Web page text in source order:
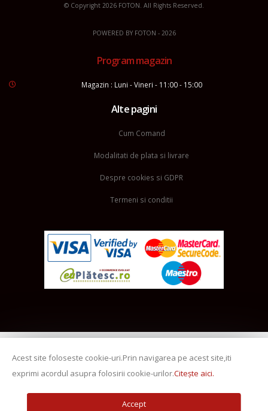
© Copyright 2026 FOTON. All Rights Reserved.
POWERED BY FOTON - 2026
Program magazin
Magazin : Luni - Vineri - 11:00 - 15:00
Alte pagini
Cum Comand
Modalitati de plata si livrare
Despre cookies si GDPR
Termeni si conditii
Acest site foloseste cookie-uri.Prin navigarea pe acest site,iti
exprimi acordul asupra folosirii cookie-urilor.Citește aici.
Accept